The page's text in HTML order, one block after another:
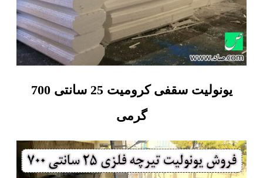
یونولیت سقفی کرومیت 25 سانتی 700
گرمی